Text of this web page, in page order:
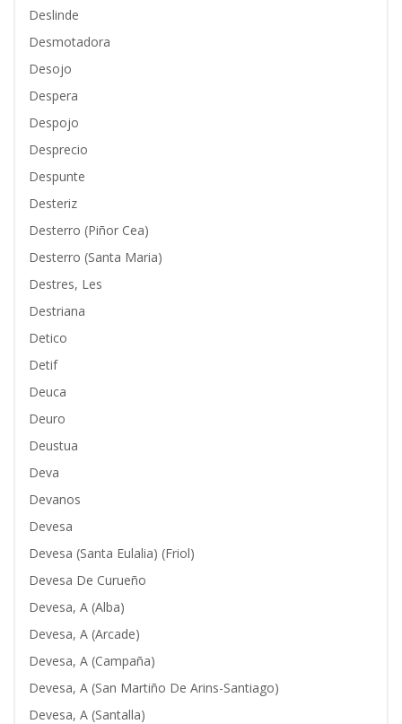
Deslinde
Desmotadora
Desojo
Despera
Despojo
Desprecio
Despunte
Desteriz
Desterro (Piñor Cea)
Desterro (Santa Maria)
Destres, Les
Destriana
Detico
Detif
Deuca
Deuro
Deustua
Deva
Devanos
Devesa
Devesa (Santa Eulalia) (Friol)
Devesa De Curueño
Devesa, A (Alba)
Devesa, A (Arcade)
Devesa, A (Campaña)
Devesa, A (San Martiño De Arins-Santiago)
Devesa, A (Santalla)